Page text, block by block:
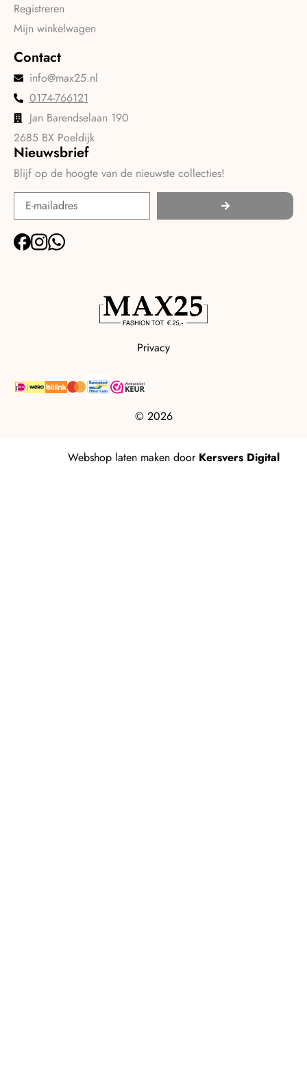
Registreren
Mijn winkelwagen
Contact
info@max25.nl
0174-766121
Jan Barendselaan 190
2685 BX Poeldijk
Nieuwsbrief
Blijf op de hoogte van de nieuwste collecties!
Privacy
© 2026
Webshop laten maken door Kersvers Digital